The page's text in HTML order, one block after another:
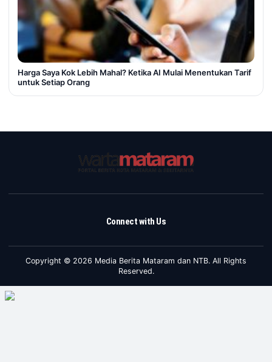
Harga Saya Kok Lebih Mahal? Ketika AI Mulai Menentukan Tarif
untuk Setiap Orang
Connect with Us
Copyright © 2026 Media Berita Mataram dan NTB. All Rights
Reserved.